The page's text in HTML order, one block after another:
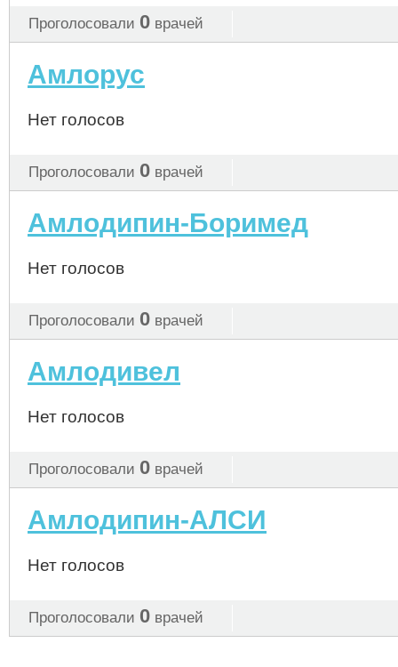
Проголосовали 0 врачей
Амлорус
Нет голосов
Проголосовали 0 врачей
Амлодипин-Боримед
Нет голосов
Проголосовали 0 врачей
Амлодивел
Нет голосов
Проголосовали 0 врачей
Амлодипин-АЛСИ
Нет голосов
Проголосовали 0 врачей